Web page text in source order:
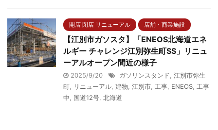
開店 閉店 リニューアル 店舗・商業施設
【江別市ガソスタ】「ENEOS北海道エネ
ルギー チャレンジ江別弥生町SS」リニュ
ーアルオープン間近の様子
2025/9/20 ガソリンスタンド, 江別市弥生
町, リニューアル, 建物, 江別市, 工事, ENEOS, 工事
中, 国道12号, 北海道